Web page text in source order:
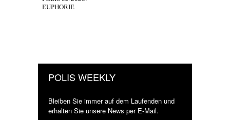
EUPHORIE
POLIS WEEKLY
Bleiben Sie immer auf dem Laufenden und
erhalten Sie unsere News per E-Mail.